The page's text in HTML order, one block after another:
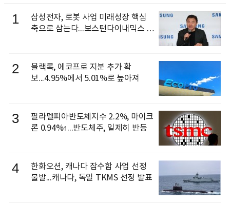
1
삼성전자, 로봇 사업 미래성장 핵심
축으로 삼는다...보스턴다이내믹스 출
2
블랙록, 에코프로 지분 추가 확
보...4.95%에서 5.01%로 높아져
3
필라델피아반도체지수 2.2%, 마이크
론 0.94%↑...반도체주, 일제히 반등
4
한화오션, 캐나다 잠수함 사업 선정
불발...캐나다, 독일 TKMS 선정 발표